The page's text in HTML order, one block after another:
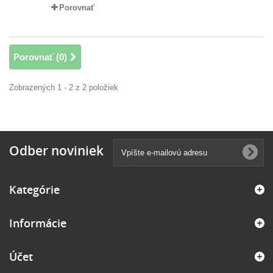
Porovnať
Porovnať (0)
Zobrazených 1 - 2 z 2 položiek
Odber noviniek
Kategórie
Informácie
Účet